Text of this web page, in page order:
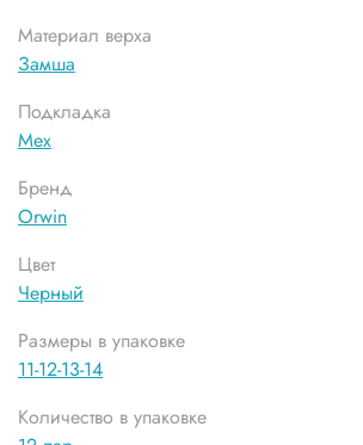
Материал верха
Замша
Подкладка
Мех
Бренд
Orwin
Цвет
Черный
Размеры в упаковке
11-12-13-14
Количество в упаковке